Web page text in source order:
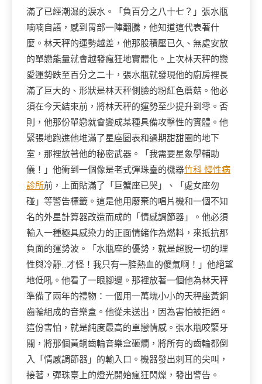
滿了已經潮濕的淚水。「負百分之八十七？」張水瓶
喃喃自語，感到胃部一陣翻騰，他知道這代表著什
麼。林天秤的運勢越差，他那股積壓已久、無處安放
的單戀能量就會越發瘋狂地實體化。上次林天秤的戀
愛運勢跌至百分之二十，張水瓶就發現他的廚房裡長
滿了巨大的、形狀是林天秤側臉的粉紅色蘑菇。他必
須在今天結束前，將林天秤的運勢至少提升到零。否
則，他那份單戀就會變成某種具備攻擊性的實體。他
緊張地跑進他堆滿了星座圖表和過期甜甜圈的地下
室，那裡放著他的秘密武器。「我需要星象學輔助
儀！」他衝到一個像是老式彈珠臺的機器竹科 慢性病
診所前，上面貼滿了「巨蟹座已哭」、「處女座勿
碰」等警告標籤。這是他用廢棄的唱片機和一個不知
名的外星計算器改造而成的「情感調節器」。他必須
輸入一種極具感染力的正面情緒作為燃料，來抵抗那
負面的運勢波。「水瓶座的優勢，就是超脫一切的理
性與冷靜…才怪！我只有一腔熱血的傻氣啊！」他絕望
地低吼。他看了一眼腳邊。那裡放著一個他為林天秤
準備了兩年的禮物：一個用一萬塊小小的天秤座黃銅
齒輪組成的音樂盒。他從未送出，因為害怕被拒絕。
這份害怕，就是純度最高的單戀情感。張水瓶咬緊牙
關，將那個黃銅齒輪音樂盒砸爛，將所有的齒輪都倒
入「情感調節器」的輸入口。機器發出刺耳的尖叫，
接著，彈珠臺上的燈光開始瘋狂閃爍，發出警告。